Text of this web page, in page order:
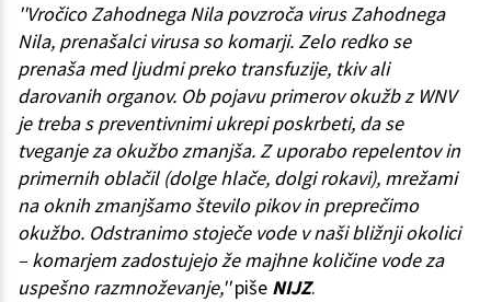
''Vročico Zahodnega Nila povzroča virus Zahodnega
Nila, prenašalci virusa so komarji. Zelo redko se
prenaša med ljudmi preko transfuzije, tkiv ali
darovanih organov. Ob pojavu primerov okužb z WNV
je treba s preventivnimi ukrepi poskrbeti, da se
tveganje za okužbo zmanjša. Z uporabo repelentov in
primernih oblačil (dolge hlače, dolgi rokavi), mrežami
na oknih zmanjšamo število pikov in preprečimo
okužbo. Odstranimo stoječe vode v naši bližnji okolici
– komarjem zadostujejo že majhne količine vode za
uspešno razmnoževanje,''piše NIJZ.